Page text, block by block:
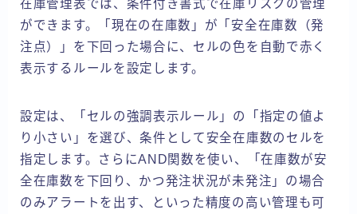
在庫管理表では、条件付き書式で在庫リスクの管理
ができます。「現在の在庫数」が「安全在庫数（発
注点）」を下回った場合に、セルの色を自動で赤く
表示するルールを設定します。
設定は、「セルの強調表示ルール」の「指定の値よ
り小さい」を選び、条件として安全在庫数のセルを
指定します。さらにAND関数を使い、「在庫数が安
全在庫数を下回り、かつ発注状況が未発注」の場合
のみアラートを出す、といった精度の高い管理も可